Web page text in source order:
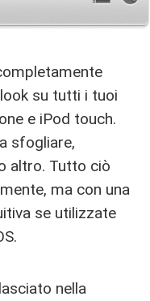
su tutti i tuoi
e iPod touch.
sfogliare,
altro. Tutto ciò
ma con una
se utilizzate
nella